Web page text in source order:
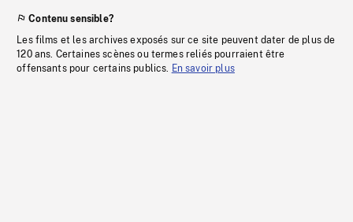
Contenu sensible?
Les films et les archives exposés sur ce site peuvent dater de plus de
120 ans. Certaines scènes ou termes reliés pourraient être
offensants pour certains publics. En savoir plus